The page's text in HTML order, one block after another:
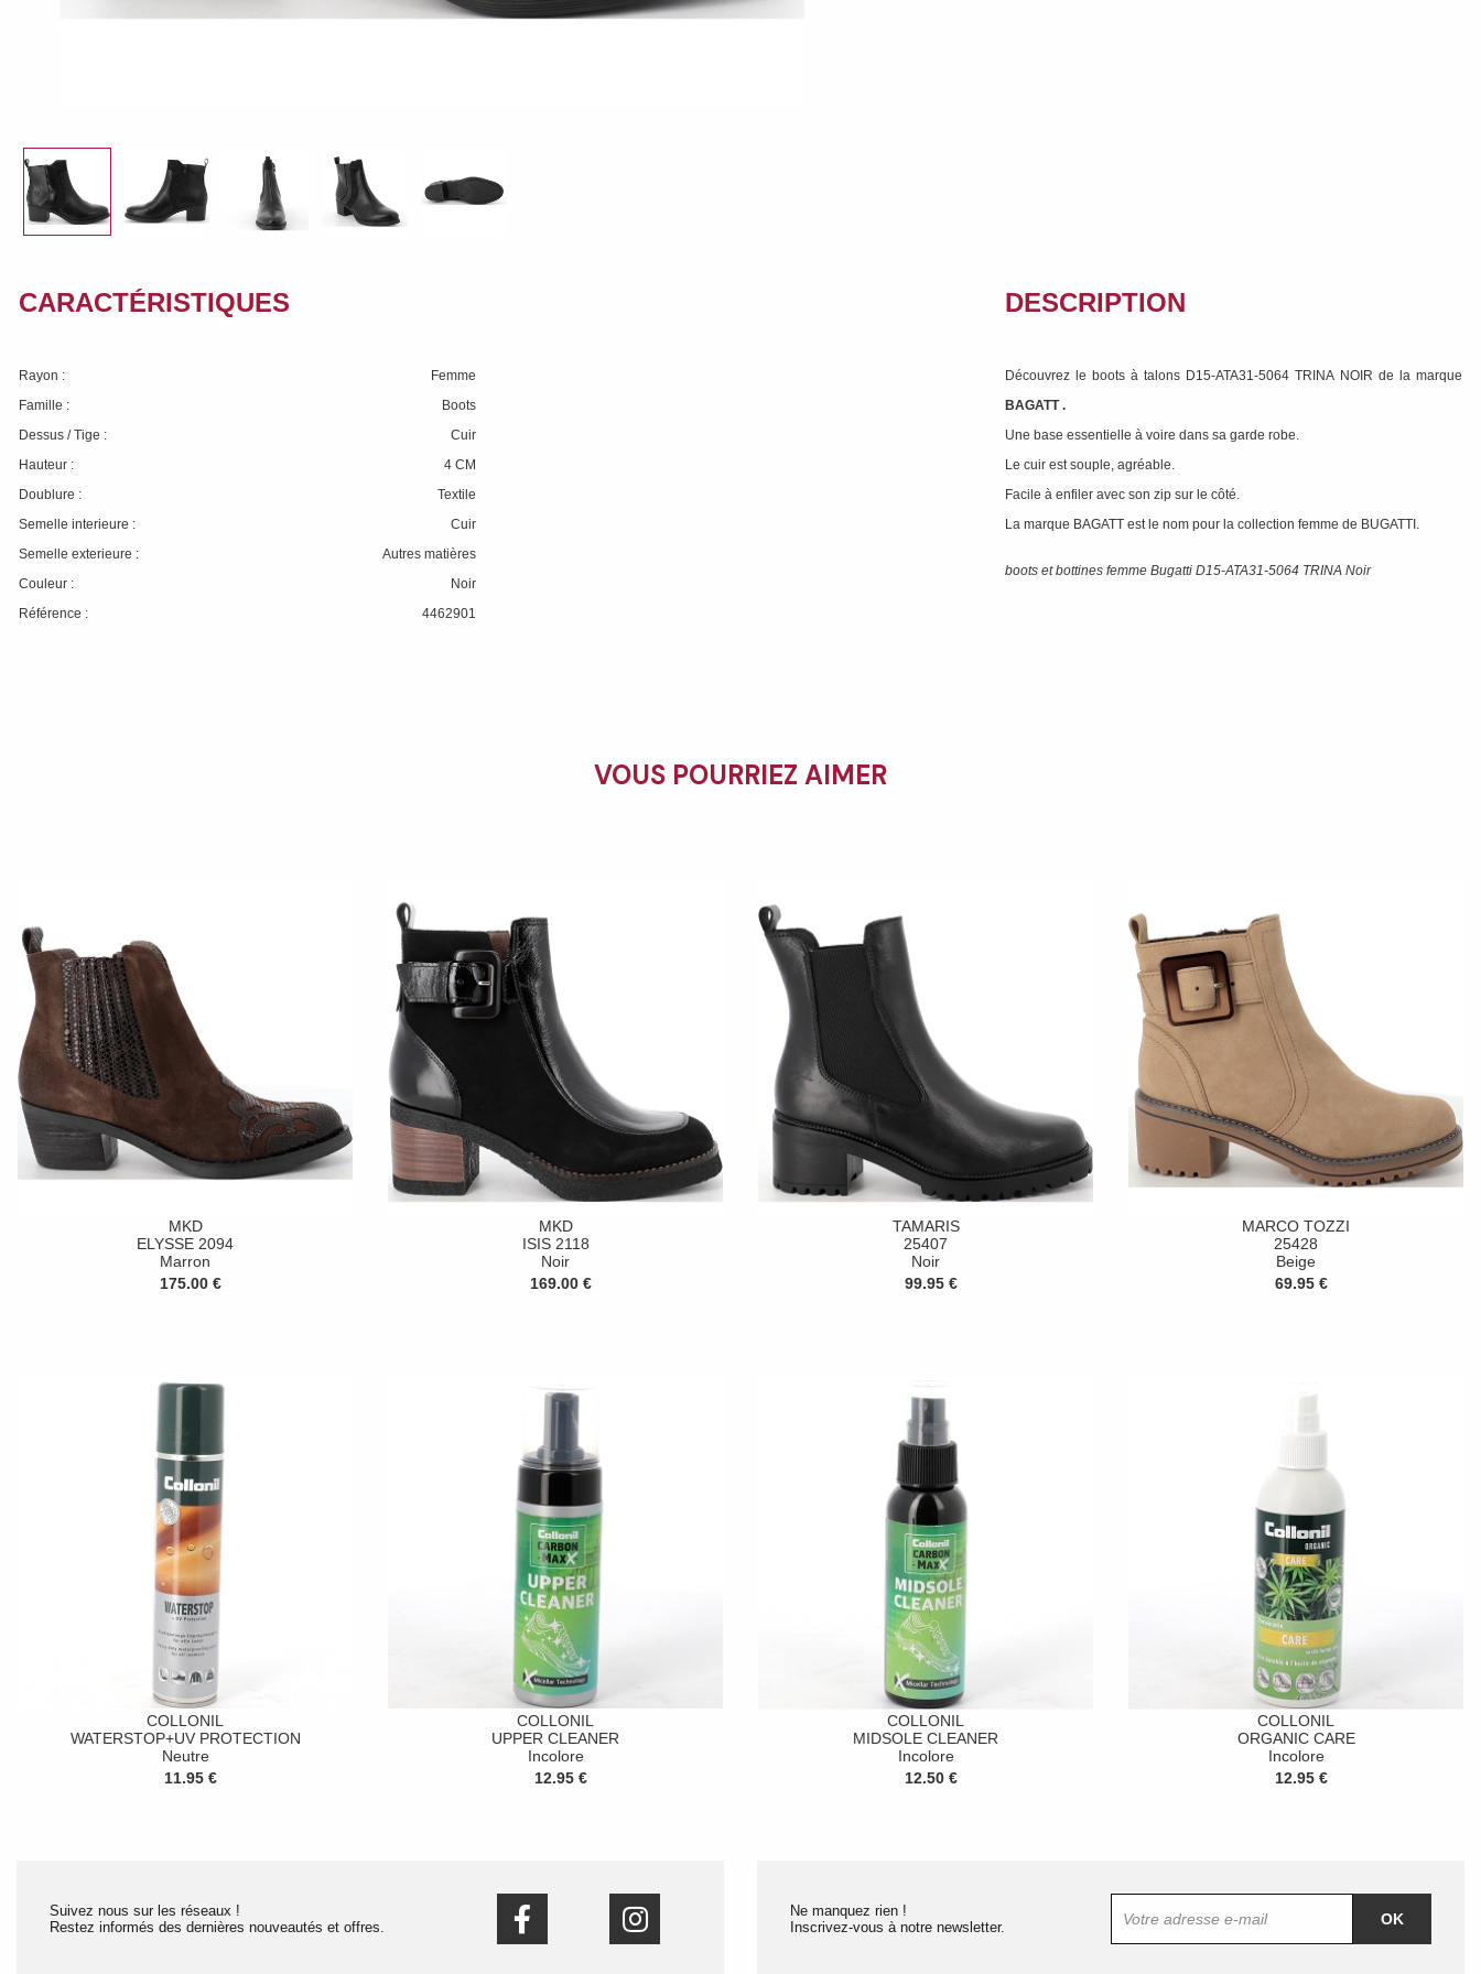
CARACTÉRISTIQUES
Rayon :
Femme
Famille :
Boots
Dessus / Tige :
Cuir
Hauteur :
4 CM
Doublure :
Textile
Semelle interieure :
Cuir
Semelle exterieure :
Autres matières
Couleur :
Noir
Référence :
4462901
DESCRIPTION
Découvrez le boots à talons D15-ATA31-5064 TRINA NOIR de la marque
BAGATT.
Une base essentielle à voire dans sa garde robe.
Le cuir est souple, agréable.
Facile à enfiler avec son zip sur le côté.
La marque BAGATT est le nom pour la collection femme de BUGATTI.
boots et bottines femme Bugatti D15-ATA31-5064 TRINA Noir
VOUS POURRIEZ AIMER
MKD
ELYSSE 2094
Marron
175.00 €
MKD
ISIS 2118
Noir
169.00 €
TAMARIS
25407
Noir
99.95 €
MARCO TOZZI
25428
Beige
69.95 €
COLLONIL
WATERSTOP+UV PROTECTION
Neutre
11.95 €
COLLONIL
UPPER CLEANER
Incolore
12.95 €
COLLONIL
MIDSOLE CLEANER
Incolore
12.50 €
COLLONIL
ORGANIC CARE
Incolore
12.95 €
Suivez nous sur les réseaux !
Restez informés des dernières nouveautés et offres.
Ne manquez rien !
Inscrivez-vous à notre newsletter.
OK